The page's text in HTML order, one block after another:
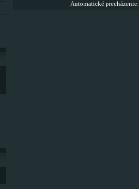
Automatické precházenie: